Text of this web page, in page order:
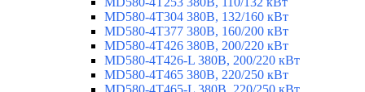
MD580-4T304 380В, 132/160 кВт
MD580-4T377 380В, 160/200 кВт
MD580-4T426 380В, 200/220 кВт
MD580-4T426-L 380В, 200/220 кВт
MD580-4T465 380В, 220/250 кВт